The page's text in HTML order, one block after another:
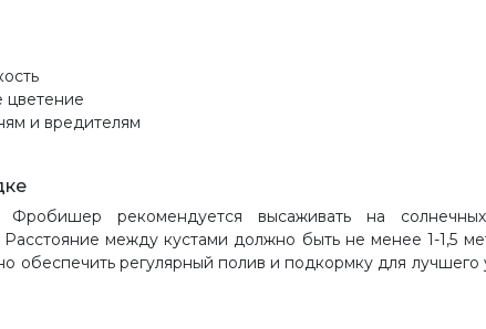
цветение
и вредителям
рекомендуется высаживать на
между кустами должно быть не менее 1-1,5
обеспечить регулярный полив и подкормку для лучшего